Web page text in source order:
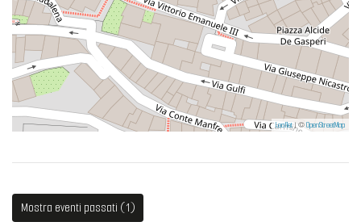
Leaflet| ©OpenStreetMap
Mostra eventi passati (1)